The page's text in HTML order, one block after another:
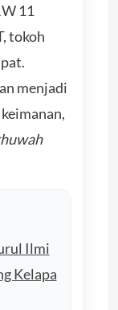
11
tokoh
menjadi
Ilmi
Kelapa